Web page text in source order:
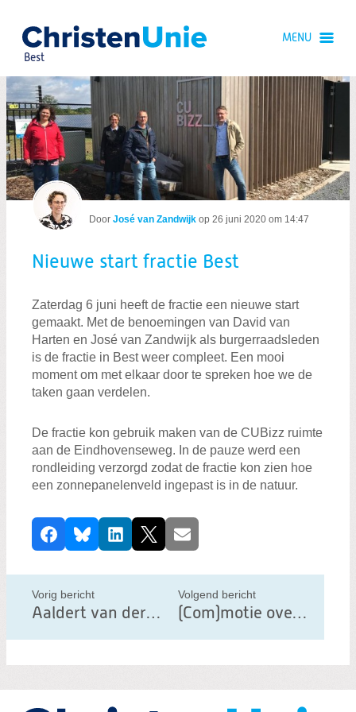
Spring
naar
inhoud
Spring
naar
het
hoofdmenu
Best
MENU
Nieuwe start fractie Best
Door José van Zandwijk op 26 juni 2020 om 14:47
Nieuwe start fractie Best
Zaterdag 6 juni heeft de fractie een nieuwe start
gemaakt. Met de benoemingen van David van
Harten en José van Zandwijk als burgerraadsleden
is de fractie in Best weer compleet. Een mooi
moment om met elkaar door te spreken hoe we de
taken gaan verdelen.
De fractie kon gebruik maken van de CUBizz ruimte
aan de Eindhovenseweg. In de pauze werd een
rondleiding verzorgd zodat de fractie kon zien hoe
een zonnepanelenveld ingepast is in de natuur.
D
e
e
l
d
FacebookBlueskyLinkedIn
X E-mail
Vorig bericht
Aaldert van der Vlies draagt stokje over
Volgend bericht
(Com)motie over afvalverwerking